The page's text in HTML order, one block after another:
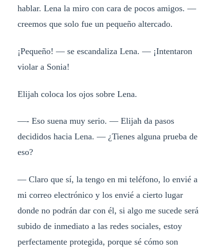
hablar. Lena la miro con cara de pocos amigos. —
creemos que solo fue un pequeño altercado.
¡Pequeño! — se escandaliza Lena. — ¡Intentaron
violar a Sonia!
Elijah coloca los ojos sobre Lena.
—- Eso suena muy serio. — Elijah da pasos
decididos hacia Lena. — ¿Tienes alguna prueba de
eso?
— Claro que sí, la tengo en mi teléfono, lo envié a
mi correo electrónico y los envié a cierto lugar
donde no podrán dar con él, si algo me sucede será
subido de inmediato a las redes sociales, estoy
perfectamente protegida, porque sé cómo son